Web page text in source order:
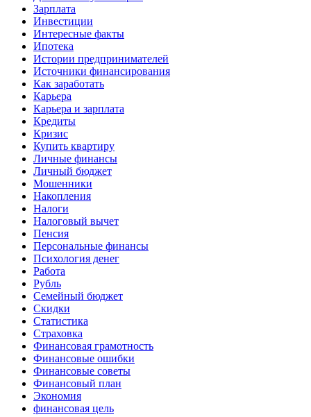
Зарплата
Инвестиции
Интересные факты
Ипотека
Истории предпринимателей
Источники финансирования
Как заработать
Карьера
Карьера и зарплата
Кредиты
Кризис
Купить квартиру
Личные финансы
Личный бюджет
Мошенники
Накопления
Налоги
Налоговый вычет
Пенсия
Персональные финансы
Психология денег
Работа
Рубль
Семейный бюджет
Скидки
Статистика
Страховка
Финансовая грамотность
Финансовые ошибки
Финансовые советы
Финансовый план
Экономия
финансовая цель